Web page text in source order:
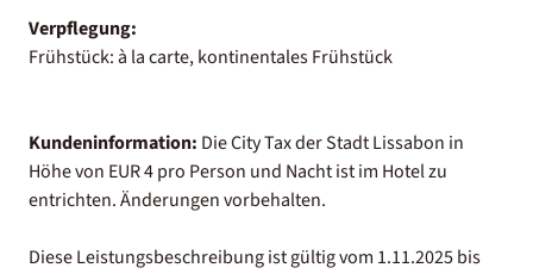
Verpflegung:
Frühstück: à la carte, kontinentales Frühstück
Kundeninformation: Die City Tax der Stadt Lissabon in
Höhe von EUR 4 pro Person und Nacht ist im Hotel zu
entrichten. Änderungen vorbehalten.
Diese Leistungsbeschreibung ist gültig vom 1.11.2025 bis